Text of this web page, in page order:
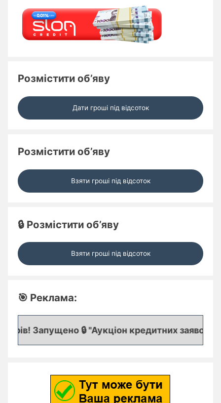
Розмістити об’яву
Дати гроші під відсоток
Розмістити об’яву
Взяти гроші під відсоток
🔒 Розмістити об’яву
Взяти гроші під відсоток
🎯 Реклама:
Запущено 🔒 "Аукціон кредитних заявок",